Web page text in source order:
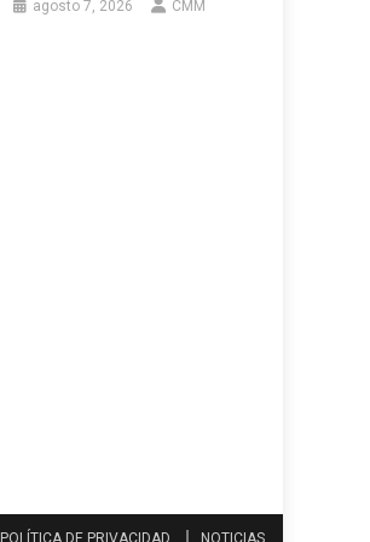
agosto 7, 2026 CMM
POLÍTICA DE PRIVACIDAD NOTICIAS